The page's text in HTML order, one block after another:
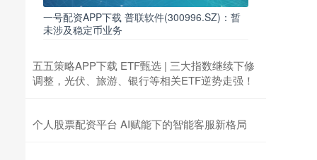
一号配资APP下载 普联软件(300996.SZ)：暂
未涉及稳定币业务
五五策略APP下载 ETF甄选 | 三大指数继续下修
调整，光伏、旅游、银行等相关ETF逆势走强！
个人股票配资平台 AI赋能下的智能客服新格局